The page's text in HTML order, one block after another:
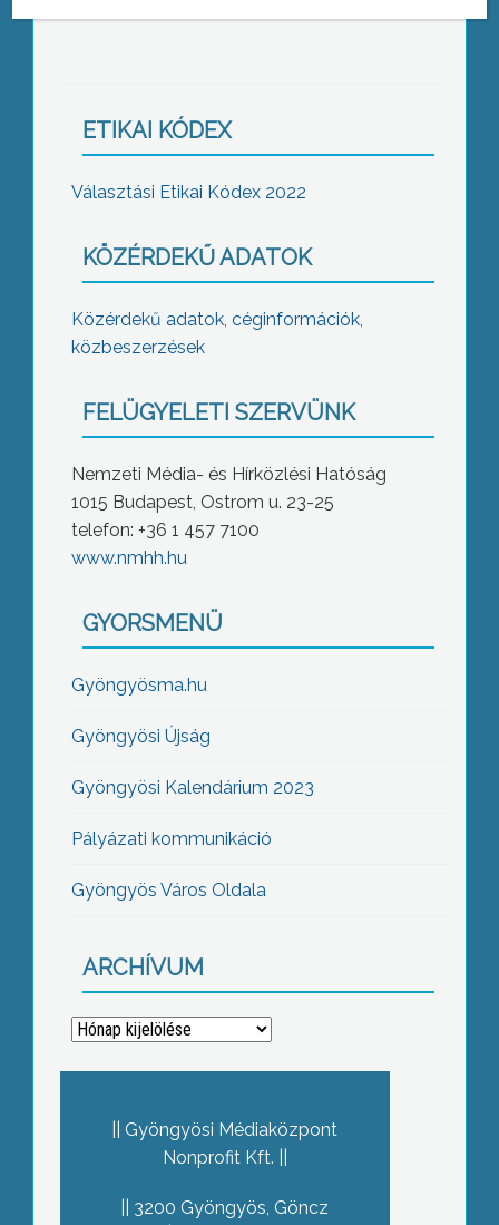
ETIKAI KÓDEX
Választási Etikai Kódex 2022
KÖZÉRDEKŰ ADATOK
Közérdekű adatok, céginformációk,
közbeszerzések
FELÜGYELETI SZERVÜNK
Nemzeti Média- és Hírközlési Hatóság
1015 Budapest, Ostrom u. 23-25
telefon: +36 1 457 7100
www.nmhh.hu
GYORSMENÜ
Gyöngyösma.hu
Gyöngyösi Újság
Gyöngyösi Kalendárium 2023
Pályázati kommunikáció
Gyöngyös Város Oldala
ARCHÍVUM
Archívum
Gyöngyösi Médiaközpont
Nonprofit Kft.
3200 Gyöngyös, Göncz